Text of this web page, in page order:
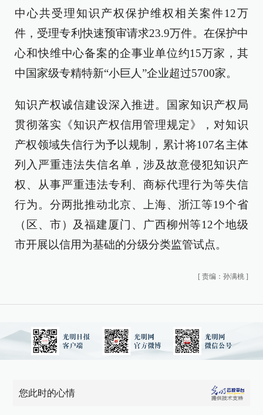
中心共受理知识产权保护维权相关案件12万
件，受理专利快速预审请求23.9万件。在保护中
心和快维中心备案的企事业单位约15万家，其
中国家级专精特新“小巨人”企业超过5700家。
知识产权诚信建设深入推进。国家知识产权局
贯彻落实《知识产权信用管理规定》，对知识
产权领域失信行为予以规制，累计将107名主体
列入严重违法失信名单，涉及故意侵犯知识产
权、从事严重违法专利、商标代理行为等失信
行为。分两批推动北京、上海、浙江等19个省
（区、市）及福建厦门、广西柳州等12个地级
市开展以信用为基础的分级分类监管试点。
[ 责编：孙满桃 ]
您此时的心情